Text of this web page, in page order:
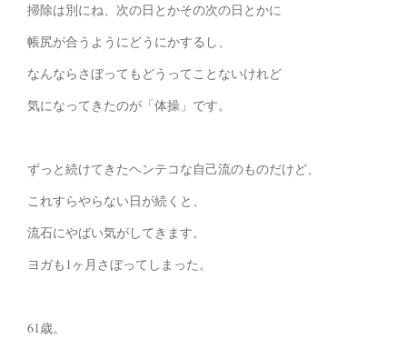
掃除は別にね、次の日とかその次の日とかに
帳尻が合うようにどうにかするし、
なんならさぼってもどうってことないけれど
気になってきたのが「体操」です。
ずっと続けてきたヘンテコな自己流のものだけど、
これすらやらない日が続くと、
流石にやばい気がしてきます。
ヨガも1ヶ月さぼってしまった。
61歳。